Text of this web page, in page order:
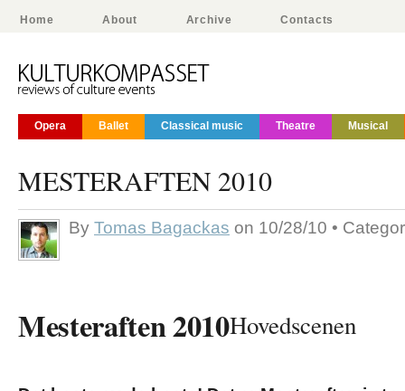
Home About Archive Contacts
Opera Ballet Classical music Theatre Musical
MESTERAFTEN 2010
By Tomas Bagackas on 10/28/10 •
Mesteraften 2010Hovedscenen